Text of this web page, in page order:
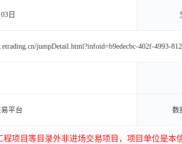
日
jumpDetail.html?infoid=b9edecbc-402f-4993-
平台 数
项目等目录外非进场交易项目，项目单位是本